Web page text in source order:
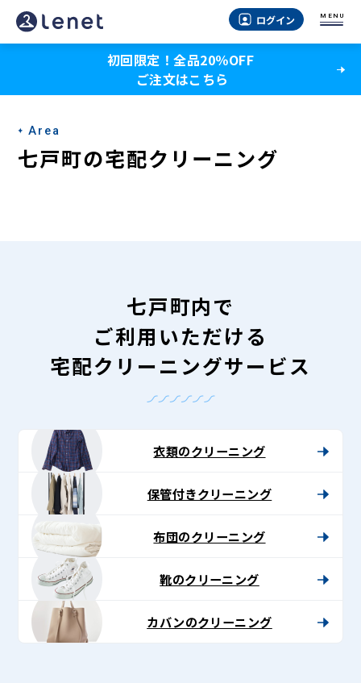
七
戸
の
宅
配
ト〉
ログイン MENU
初回限定！全品20％OFF
ご注文はこちら
Area
七戸町の宅配クリーニング
七戸町内で
ご利用いただける
宅配クリーニングサービス
衣類のクリーニング
保管付きクリーニング
布団のクリーニング
靴のクリーニング
カバンのクリーニング